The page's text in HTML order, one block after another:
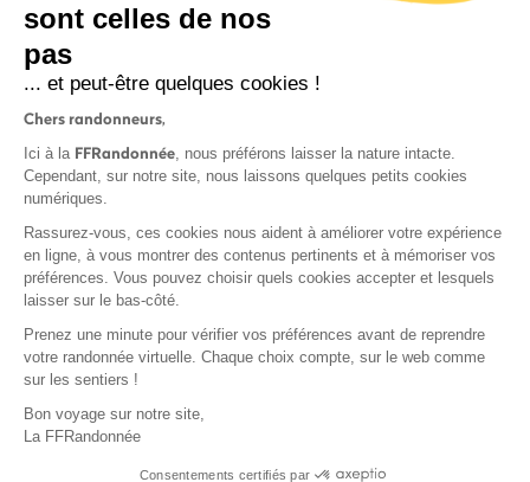
Protection des données
Politique de confidentialité
sont celles de nos
pas
... et peut-être quelques cookies !
Chers randonneurs,
Ici à la FFRandonnée, nous préférons laisser la nature intacte.
Cependant, sur notre site, nous laissons quelques petits cookies
numériques.
Rassurez-vous, ces cookies nous aident à améliorer votre expérience
en ligne, à vous montrer des contenus pertinents et à mémoriser vos
préférences. Vous pouvez choisir quels cookies accepter et lesquels
laisser sur le bas-côté.
Prenez une minute pour vérifier vos préférences avant de reprendre
votre randonnée virtuelle. Chaque choix compte, sur le web comme
sur les sentiers !
Bon voyage sur notre site,
La FFRandonnée
Consentements certifiés par